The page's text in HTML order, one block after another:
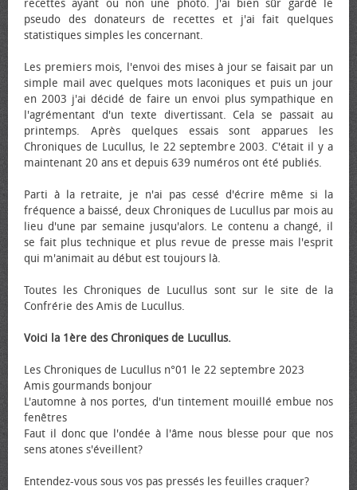
recettes ayant ou non une photo. J'ai bien sûr gardé le
pseudo des donateurs de recettes et j'ai fait quelques
statistiques simples les concernant.
Les premiers mois, l'envoi des mises à jour se faisait par un
simple mail avec quelques mots laconiques et puis un jour
en 2003 j'ai décidé de faire un envoi plus sympathique en
l'agrémentant d'un texte divertissant. Cela se passait au
printemps. Après quelques essais sont apparues les
Chroniques de Lucullus, le 22 septembre 2003. C'était il y a
maintenant 20 ans et depuis 639 numéros ont été publiés.
Parti à la retraite, je n'ai pas cessé d'écrire même si la
fréquence a baissé, deux Chroniques de Lucullus par mois au
lieu d'une par semaine jusqu'alors. Le contenu a changé, il
se fait plus technique et plus revue de presse mais l'esprit
qui m'animait au début est toujours là.
Toutes les Chroniques de Lucullus sont sur le site de la
Confrérie des Amis de Lucullus.
Voici la 1ère des Chroniques de Lucullus.
Les Chroniques de Lucullus n°01 le 22 septembre 2023
Amis gourmands bonjour
L'automne à nos portes, d'un tintement mouillé embue nos
fenêtres
Faut il donc que l'ondée à l'âme nous blesse pour que nos
sens atones s'éveillent?
Entendez-vous sous vos pas pressés les feuilles craquer?